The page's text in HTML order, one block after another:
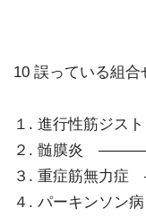
10 誤っている組合
１. 進行性筋ジ
２. 髄膜炎
３. 重症筋無
４. パーキン